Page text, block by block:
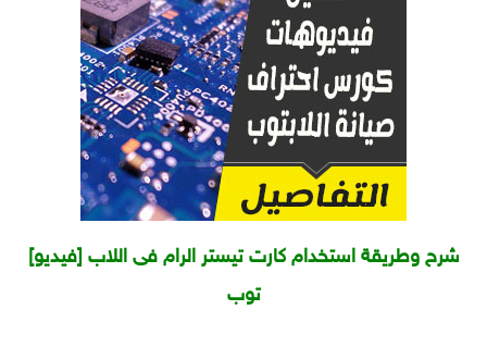
[فيديو] شرح وطريقة استخدام كارت تيستر الرام فى اللاب
توب